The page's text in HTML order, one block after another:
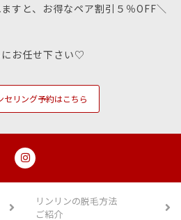
すと、お得なペア割引５％OFF＼
お任せ下さい♡
セリング予約はこちら
リンリンの脱毛方法
ご紹介